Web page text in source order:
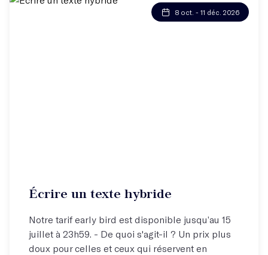
8 oct. - 11 déc. 2026
Écrire un texte hybride
Notre tarif early bird est disponible jusqu’au 15
juillet à 23h59. - De quoi s'agit-il ? Un prix plus
doux pour celles et ceux qui réservent en